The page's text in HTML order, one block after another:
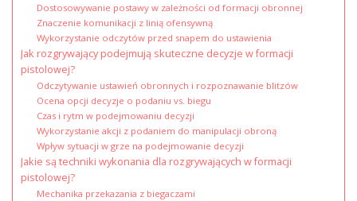
Dostosowywanie postawy w zależności od formacji obronnej
Znaczenie komunikacji z linią ofensywną
Wykorzystanie odczytów przed snapem do ustawienia
Jak rozgrywający podejmują skuteczne decyzje w formacji
pistolowej?
Odczytywanie ustawień obronnych i rozpoznawanie blitzów
Ocena opcji decyzje o podaniu vs. biegu
Czas i rytm w podejmowaniu decyzji
Wykorzystanie akcji z podaniem do manipulacji obroną
Wpływ sytuacji w grze na podejmowanie decyzji
Jakie są techniki wykonania dla rozgrywających w formacji
pistolowej?
Mechanika przekazania z biegaczami